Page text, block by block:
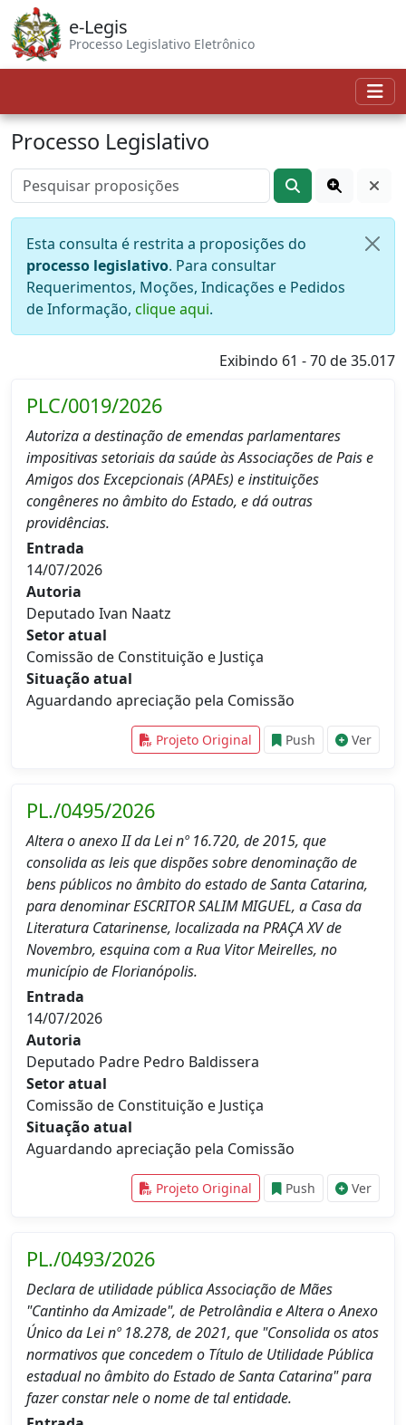
e-Legis
Processo Legislativo Eletrônico
Processo Legislativo
Esta consulta é restrita a proposições do
processo legislativo. Para consultar
Requerimentos, Moções, Indicações e Pedidos
de Informação, clique aqui.
Exibindo 61 - 70 de 35.017
PLC/0019/2026
Autoriza a destinação de emendas parlamentares
impositivas setoriais da saúde às Associações de Pais e
Amigos dos Excepcionais (APAEs) e instituições
congêneres no âmbito do Estado, e dá outras
providências.
Entrada
14/07/2026
Autoria
Deputado Ivan Naatz
Setor atual
Comissão de Constituição e Justiça
Situação atual
Aguardando apreciação pela Comissão
Projeto Original Push Ver
PL./0495/2026
Altera o anexo II da Lei nº 16.720, de 2015, que
consolida as leis que dispões sobre denominação de
bens públicos no âmbito do estado de Santa Catarina,
para denominar ESCRITOR SALIM MIGUEL, a Casa da
Literatura Catarinense, localizada na PRAÇA XV de
Novembro, esquina com a Rua Vitor Meirelles, no
município de Florianópolis.
Entrada
14/07/2026
Autoria
Deputado Padre Pedro Baldissera
Setor atual
Comissão de Constituição e Justiça
Situação atual
Aguardando apreciação pela Comissão
Projeto Original Push Ver
PL./0493/2026
Declara de utilidade pública Associação de Mães
"Cantinho da Amizade", de Petrolândia e Altera o Anexo
Único da Lei nº 18.278, de 2021, que "Consolida os atos
normativos que concedem o Título de Utilidade Pública
estadual no âmbito do Estado de Santa Catarina" para
fazer constar nele o nome de tal entidade.